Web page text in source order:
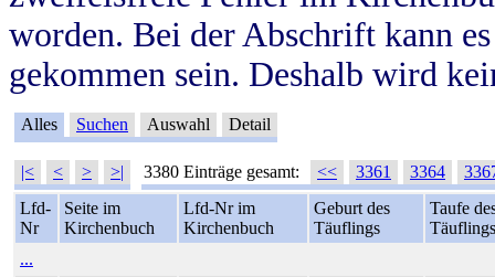
worden. Bei der Abschrift kann
gekommen sein. Deshalb wird
Alles Suchen Auswahl Detail
|< < > >| 3380 Einträge gesamt: << 3361 3364
Lfd-
Nr
Seite im
Kirchenbuch
Lfd-Nr im
Kirchenbuch
Geburt des
Täuflings
Taufe
Täuflings
...